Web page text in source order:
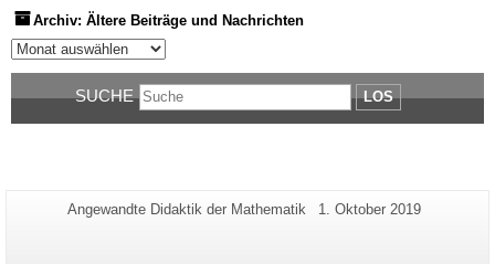
Archiv: Ältere Beiträge und Nachrichten
Archiv: Ältere Beiträge und Nachrichten
SUCHE LOS
Zusätzliche
Seiten-
Angewandte Didaktik der Mathematik
Letzte
1. Oktober 2019